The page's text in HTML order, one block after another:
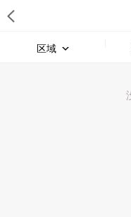
区域